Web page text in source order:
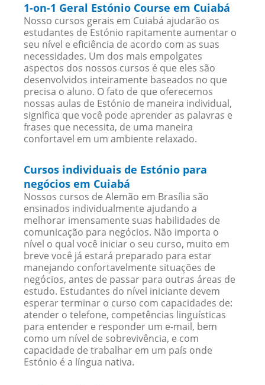
1-on-1 Geral Estónio Course em Cuiabá
Nosso cursos gerais em Cuiabá ajudarão os
estudantes de Estónio rapitamente aumentar o
seu nível e eficiência de acordo com as suas
necessidades. Um dos mais empolgates
aspectos dos nossos cursos é que eles são
desenvolvidos inteiramente baseados no que
precisa o aluno. O fato de que oferecemos
nossas aulas de Estónio de maneira individual,
significa que você pode aprender as palavras e
frases que necessita, de uma maneira
confortavel em um ambiente relaxado.
Cursos individuais de Estónio para
negócios em Cuiabá
Nossos cursos de Alemão em Brasília são
ensinados individualmente ajudando a
melhorar imensamente suas habilidades de
comunicação para negócios. Não importa o
nível o qual você iniciar o seu curso, muito em
breve você já estará preparado para estar
manejando confortavelmente situações de
negócios, antes de passar para outras áreas de
estudo. Estudantes do nível iniciante devem
esperar terminar o curso com capacidades de:
atender o telefone, competências linguísticas
para entender e responder um e-mail, bem
como um nível de sobrevivência, e com
capacidade de trabalhar em um país onde
Estónio é a língua nativa.